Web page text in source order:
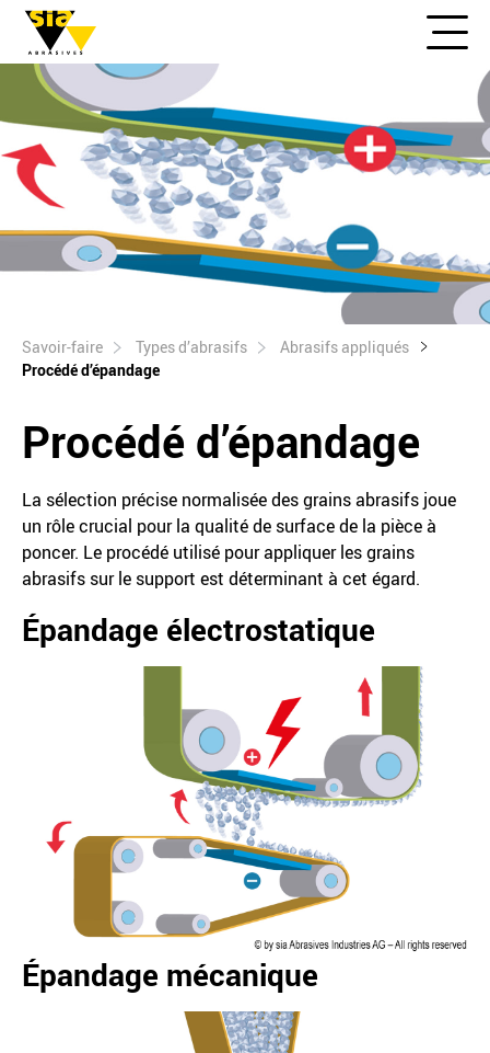
Savoir-faire Types d’abrasifs
Abrasifs appliqués
Procédé d’épandage
Procédé d’épandage
La sélection précise normalisée des grains abrasifs joue
un rôle crucial pour la qualité de surface de la pièce à
poncer. Le procédé utilisé pour appliquer les grains
abrasifs sur le support est déterminant à cet égard.
Épandage électrostatique
Épandage mécanique